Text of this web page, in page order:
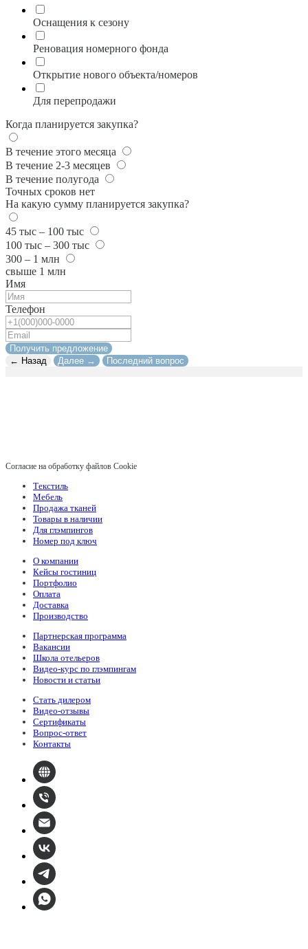
Оснащения к сезону
Реновация номерного фонда
Открытие нового объекта/номеров
Для перепродажи
Когда планируется закупка?
В течение этого месяца
В течение 2-3 месяцев
В течение полугода
Точных сроков нет
На какую сумму планируется закупка?
45 тыс – 100 тыс
100 тыс – 300 тыс
300 – 1 млн
свыше 1 млн
Имя
Телефон
Получить предложение
← Назад
Далее → Последний вопрос
Согласие на обработку файлов Cookie
Текстиль
Мебель
Продажа тканей
Товары в наличии
Для глэмпингов
Номер под ключ
О компании
Кейсы гостиниц
Портфолио
Оплата
Доставка
Производство
Партнерская программа
Вакансии
Школа отельеров
Видео-курс по глэмпингам
Новости и статьи
Стать дилером
Видео-отзывы
Сертификаты
Вопрос-ответ
Контакты